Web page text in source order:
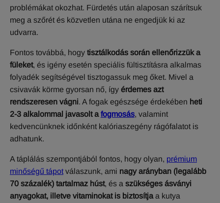
problémákat okozhat. Fürdetés után alaposan szárítsuk
meg a szőrét és közvetlen utána ne engedjük ki az
udvarra.
Fontos továbbá, hogy tisztálkodás során ellenőrizzük a
füleket, és igény esetén speciális fültisztításra alkalmas
folyadék segítségével tisztogassuk meg őket. Mivel a
csivavák körme gyorsan nő, így érdemes azt
rendszeresen vágni. A fogak egészsége érdekében heti
2-3 alkalommal javasolt afogmosás, valamint
kedvencünknek időnként kalóriaszegény rágófalatot is
adhatunk.
A táplálás szempontjából fontos, hogy olyan, prémium
minőségű tápot válaszunk, ami nagy arányban (legalább
70 százalék) tartalmaz húst, és a szükséges ásványi
anyagokat, illetve vitaminokat is biztosítjaa kutya